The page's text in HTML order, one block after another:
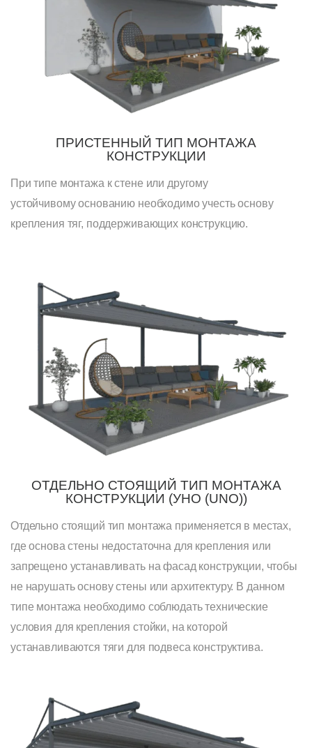
ПРИСТЕННЫЙ ТИП МОНТАЖА
КОНСТРУКЦИИ
При типе монтажа к стене или другому
устойчивому основанию необходимо учесть основу
крепления тяг, поддерживающих конструкцию.
ОТДЕЛЬНО СТОЯЩИЙ ТИП МОНТАЖА
КОНСТРУКЦИИ (УНО (UNO))
Отдельно стоящий тип монтажа применяется в местах,
где основа стены недостаточна для крепления или
запрещено устанавливать на фасад конструкции, чтобы
не нарушать основу стены или архитектуру. В данном
типе монтажа необходимо соблюдать технические
условия для крепления стойки, на которой
устанавливаются тяги для подвеса конструктива.